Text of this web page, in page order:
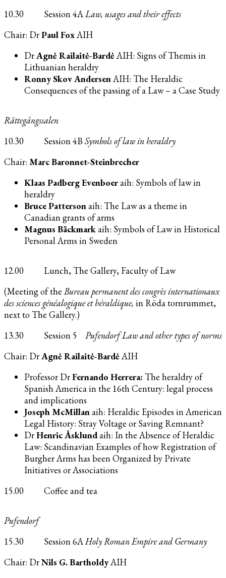
10.30 Session 4ALaw, usages and their effects
Chair: DrPaul FoxAIH
DrAgnė Railaitė-Bardė AIH: Signs of Themis in
Lithuanian heraldry
Ronny Skov AndersenAIH: The Heraldic
Consequences of the passing of a Law – a Case Study
Rättegångssalen
10.30 Session 4BSymbols of law in heraldry
Chair: Marc Baronnet-Steinbrecher
Klaas Padberg Evenboeraih: Symbols of law in
heraldry
Bruce Pattersonaih: The Law as a theme in
Canadian grants of arms
Magnus Bäckmarkaih: Symbols of Law in Historical
Personal Arms in Sweden
12.00 Lunch, The Gallery, Faculty of Law
(Meeting of the Bureau permanent des congrès internationaux
des sciences généalogique et héraldique, in Röda tornrummet,
next to The Gallery.)
13.30 Session 5 PufendorfLaw and other types of norms
Chair: DrAgnė Railaitė-Bardė AIH
Professor DrFernando Herrera: The heraldry of
Spanish America in the 16th Century: legal process
and implications
Joseph McMillanaih: Heraldic Episodes in American
Legal History: Stray Voltage or Saving Remnant?
DrHenric Åsklundaih: In the Absence of Heraldic
Law: Scandinavian Examples of how Registration of
Burgher Arms has been Organized by Private
Initiatives or Associations
15.00 Coffee and tea
Pufendorf
15.30 Session 6AHoly Roman Empire and Germany
Chair: DrNils G. BartholdyAIH